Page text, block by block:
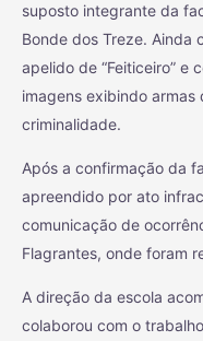
suposto integrante da
Bonde dos Treze. Ainda
apelido de “Feiticeiro” e
imagens exibindo
criminalidade.
Após a confirmação da
apreendido por ato
comunicação de
Flagrantes, onde foram
A direção da escola
colaborou com o